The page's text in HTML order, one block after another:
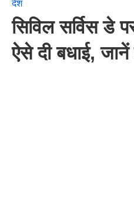
देश
सिविल सर्विस डे
ऐसे दी बधाई, जानें